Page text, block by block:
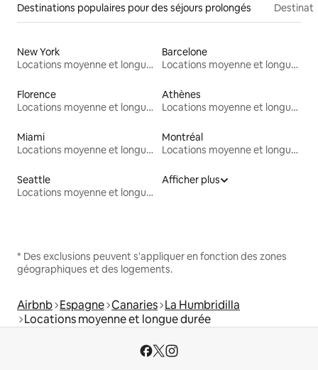
Destinations populaires pour des séjours prolongés
New York
Locations moyenne et longue durée
Barcelone
Locations moyenne et longue durée
Florence
Locations moyenne et longue durée
Athènes
Locations moyenne et longue durée
Miami
Locations moyenne et longue durée
Montréal
Locations moyenne et longue durée
Seattle
Locations moyenne et longue durée
Afficher plus
* Des exclusions peuvent s'appliquer en fonction des zones
géographiques et des logements.
Airbnb Espagne Canaries La Humbridilla
Locations moyenne et longue durée